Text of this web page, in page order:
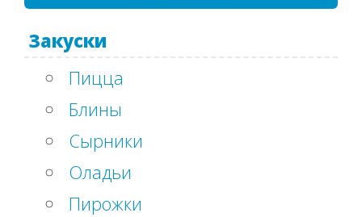
дрожжевом
тесте....
Закуски
Пицца
Блины
Сырники
Оладьи
Пирожки